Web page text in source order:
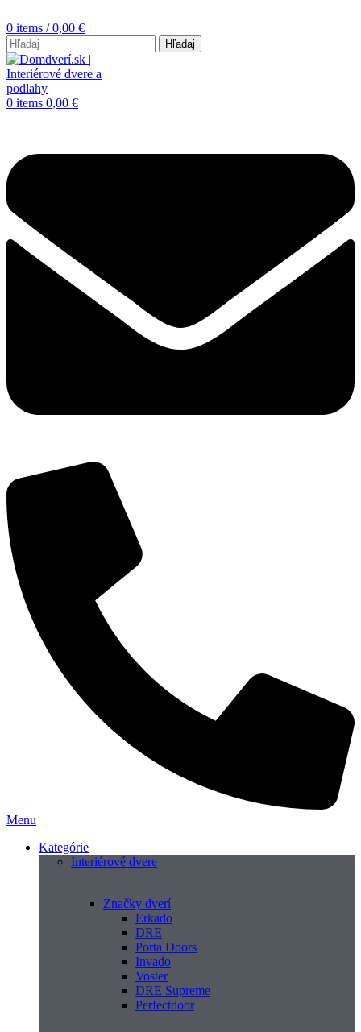
0 items / 0,00 €
Hľadaj
0 items 0,00 €
Menu
Kategórie
Interiérové dvere
Značky dverí
Erkado
DRE
Porta Doors
Invado
Voster
DRE Supreme
Perfectdoor